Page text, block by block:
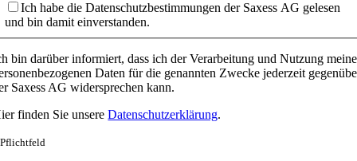
Ich habe die Datenschutzbestimmungen der Saxess AG gelesen
und bin damit einverstanden.
bin darüber informiert, dass ich der Verarbeitung und Nutzung
Daten für die genannten Zwecke jederzeit
Saxess AG widersprechen kann.
finden Sie unsereDatenschutzerklärung.